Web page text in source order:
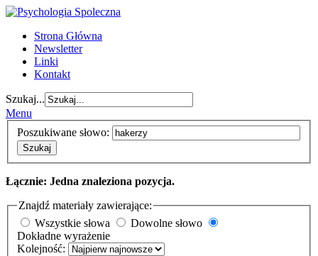
Strona Główna
Newsletter
Linki
Kontakt
Szukaj...
Menu
Poszukiwane słowo:
Szukaj
Łącznie: Jedna znaleziona pozycja.
Znajdź materiały zawierające:
Wszystkie słowa
Dowolne słowo
Dokładne wyrażenie
Kolejność: